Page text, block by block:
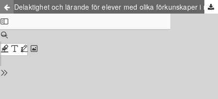
Delaktighet och lärande för elever med olika förkunskaper i matematik - hur undervisning av hela tal kan utformas för elever på lågstadiet